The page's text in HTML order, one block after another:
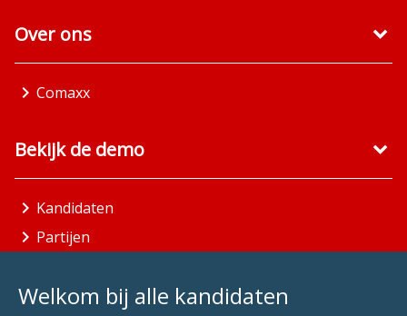
Welkom bij alle kandidaten
Over ons
Comaxx
Bekijk de demo
Kandidaten
Partijen
Aandachtsgebieden